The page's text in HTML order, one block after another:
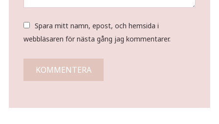
Spara mitt namn, epost, och hemsida i
webbläsaren för nästa gång jag kommentarer.